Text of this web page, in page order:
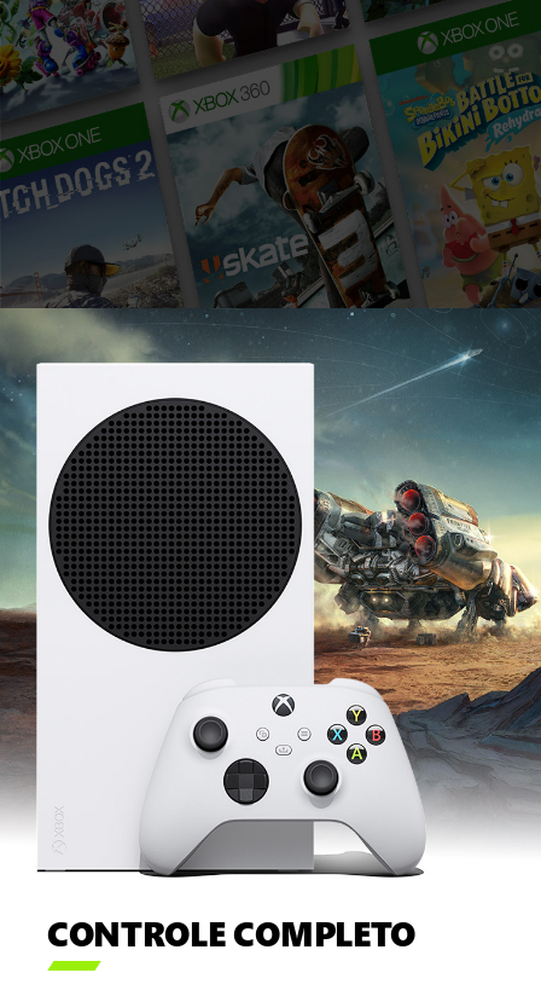
of
Thieves,
Minecraft
Legends
e
Forza
Motorsport.
CONTROLE COMPLETO
